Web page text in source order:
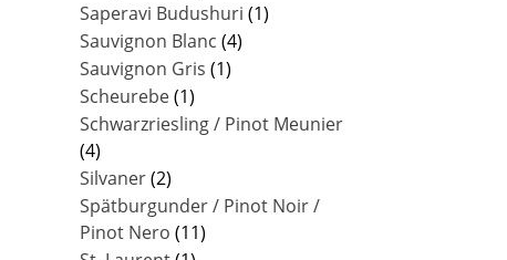
Saperavi Budushuri (1)
Sauvignon Blanc (4)
Sauvignon Gris (1)
Scheurebe(1)
Schwarzriesling / Pinot Meunier
(4)
Silvaner(2)
Spätburgunder / Pinot Noir /
Pinot Nero (11)